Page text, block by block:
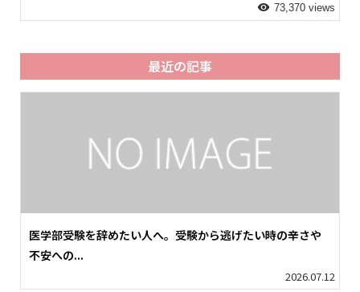
73,370 views
最近の記事
医学部受験を辞めたい人へ。受験から逃げたい時の辛さや
不安への...
2026.07.12